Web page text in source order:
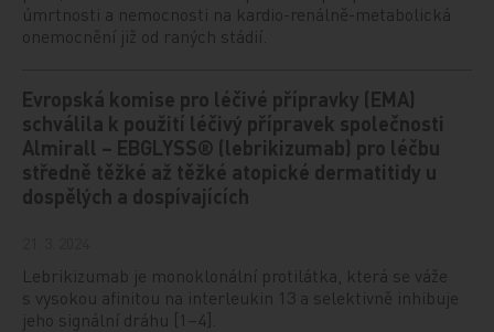
úmrtnosti a nemocnosti na kardio-renálně-metabolická
onemocnění již od raných stádií.
Evropská komise pro léčivé přípravky (EMA)
schválila k použití léčivý přípravek společnosti
Almirall – EBGLYSS® (lebrikizumab) pro léčbu
středně těžké až těžké atopické dermatitidy u
dospělých a dospívajících
Lebrikizumab je monoklonální protilátka, která se váže
s vysokou afinitou na interleukin 13 a selektivně inhibuje
jeho signální dráhu [1–4].